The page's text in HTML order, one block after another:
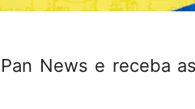
News e receba